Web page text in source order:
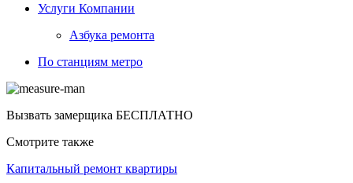
Услуги Компании
Азбука ремонта
По станциям метро
Вызвать замерщика БЕСПЛАТНО
Смотрите также
Капитальный ремонт квартиры